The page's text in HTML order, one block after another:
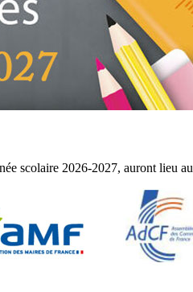
scolaire 2026-2027, auront lieu au